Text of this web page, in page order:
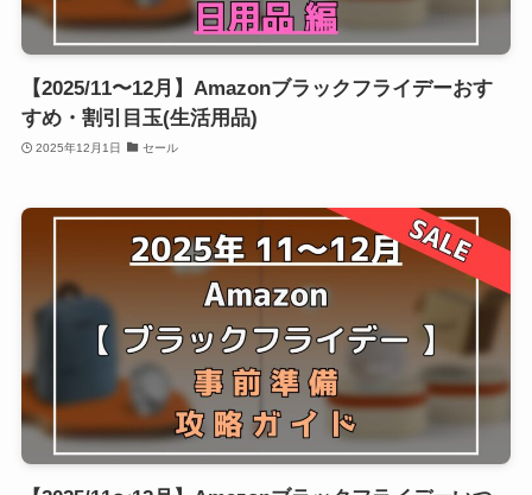
【2025/11〜12月】Amazonブラックフライデーおす
すめ・割引目玉(生活用品)
2025年12月1日 セール